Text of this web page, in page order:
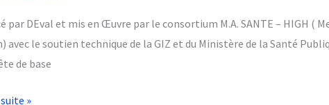
par DEval et mis en Œuvre par le consortium M.A. SANTE – HIGH (
avec le soutien technique de la GIZ et du Ministère de la Santé
de base
»